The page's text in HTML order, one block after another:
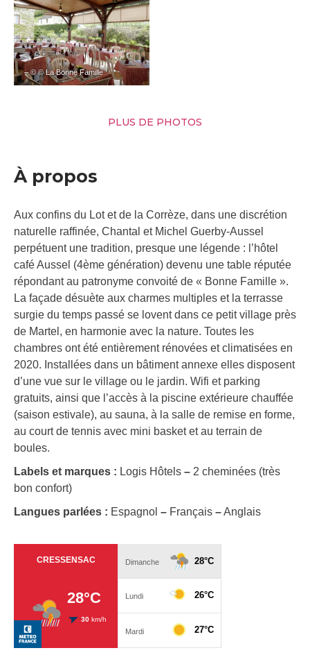
– © © La Bonne Famille
PLUS DE PHOTOS
À propos
Aux confins du Lot et de la Corrèze, dans une discrétion
naturelle raffinée, Chantal et Michel Guerby-Aussel
perpétuent une tradition, presque une légende : l’hôtel
café Aussel (4ème génération) devenu une table réputée
répondant au patronyme convoité de « Bonne Famille ».
La façade désuète aux charmes multiples et la terrasse
surgie du temps passé se lovent dans ce petit village près
de Martel, en harmonie avec la nature. Toutes les
chambres ont été entièrement rénovées et climatisées en
2020. Installées dans un bâtiment annexe elles disposent
d’une vue sur le village ou le jardin. Wifi et parking
gratuits, ainsi que l’accès à la piscine extérieure chauffée
(saison estivale), au sauna, à la salle de remise en forme,
au court de tennis avec mini basket et au terrain de
boules.
Labels et marques : Logis Hôtels – 2 cheminées (très
bon confort)
Langues parlées : Espagnol – Français –Anglais